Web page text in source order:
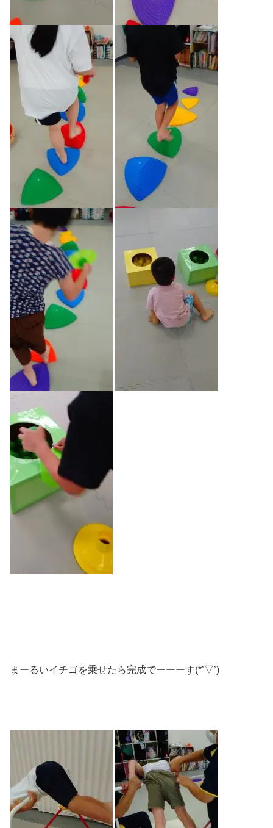
まーるいイチゴを乗せたら完成でーーーす(*’▽’)